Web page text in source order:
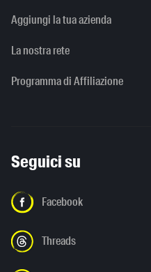
Aggiungi la tua azienda
La nostra rete
Programma di Affiliazione
Seguici su
Facebook
Threads